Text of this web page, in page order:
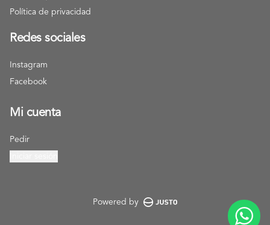
Política de privacidad
Redes sociales
Instagram
Facebook
Mi cuenta
Pedir
Powered by